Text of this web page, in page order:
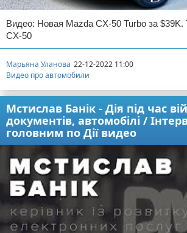
Видео: Новая Mazda CX-50 Turbo за
CX-50
Марьяна Уланова 22-12-2022 11:00
Видео про автомобили
Мстислав Банік - Дія під час
документів, автомобілі /
головним по Дії видео